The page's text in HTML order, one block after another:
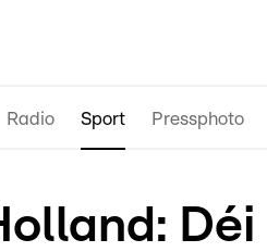
Radio Sport Pressphoto